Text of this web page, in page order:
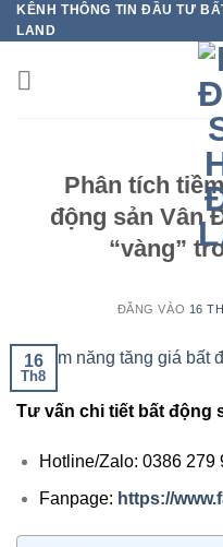
Bỏ
qua
nội
dung
KÊNH THÔNG TIN ĐẦU TƯ
LAND
Phân tích
động sản Vân
“vàng”
ĐĂNG VÀO 16
16
Th8
Tư vấn chi tiết bất động
Hotline/Zalo: 0386 279
Fanpage: https://